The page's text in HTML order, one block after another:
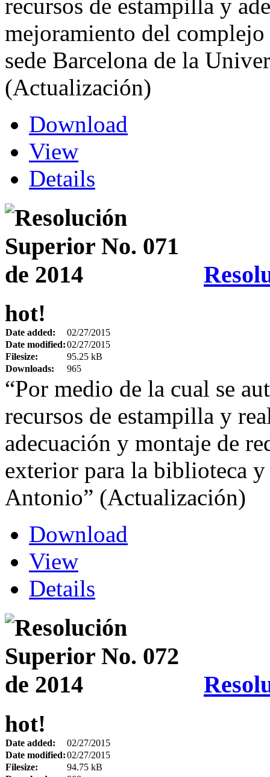
recursos de estampilla y
mejoramiento del
sede Barcelona de la
(Actualización)
Download
View
Details
hot!
Date added:
02/27/2015
Date modified:02/27/2015
Filesize:
95.25 kB
Downloads:
965
“Por medio de la cual se
recursos de estampilla y
adecuación y montaje de
exterior para la biblioteca y
Antonio” (Actualización)
Download
View
Details
hot!
Date added:
02/27/2015
Date modified:02/27/2015
Filesize:
94.75 kB